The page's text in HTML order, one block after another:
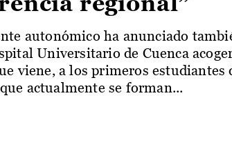
autonómico ha anunciado
Universitario de Cuenca
viene, a los primeros estudiantes
actualmente se forman...